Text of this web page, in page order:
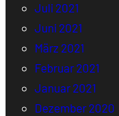
Juli 2021
Juni 2021
März 2021
Februar 2021
Januar 2021
Dezember 2020